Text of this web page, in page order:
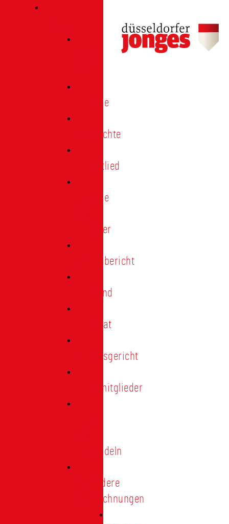
Termine
Geschichte
Heimatlied
Freunde
Förderer
Jahresbericht
Vorstand
Ehrenrat
Schiedsgericht
Ehrenmitglieder
Treunadeln
Besondere
Auszeichnungen